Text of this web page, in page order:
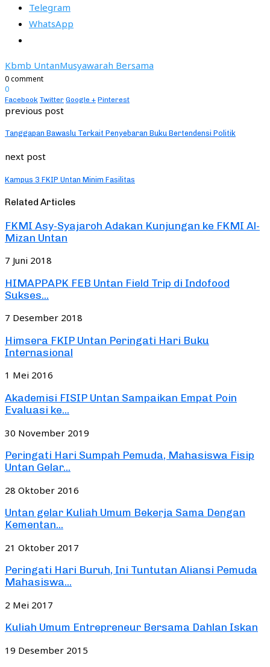
Telegram
WhatsApp
Kbmb UntanMusyawarah Bersama
0 comment
0
Facebook Twitter Google + Pinterest
previous post
Tanggapan Bawaslu Terkait Penyebaran Buku Bertendensi Politik
next post
Kampus 3 FKIP Untan Minim Fasilitas
Related Articles
FKMI Asy-Syajaroh Adakan Kunjungan ke FKMI Al-
Mizan Untan
7 Juni 2018
HIMAPPAPK FEB Untan Field Trip di Indofood
Sukses...
7 Desember 2018
Himsera FKIP Untan Peringati Hari Buku
Internasional
1 Mei 2016
Akademisi FISIP Untan Sampaikan Empat Poin
Evaluasi ke...
30 November 2019
Peringati Hari Sumpah Pemuda, Mahasiswa Fisip
Untan Gelar...
28 Oktober 2016
Untan gelar Kuliah Umum Bekerja Sama Dengan
Kementan...
21 Oktober 2017
Peringati Hari Buruh, Ini Tuntutan Aliansi Pemuda
Mahasiswa...
2 Mei 2017
Kuliah Umum Entrepreneur Bersama Dahlan Iskan
19 Desember 2015